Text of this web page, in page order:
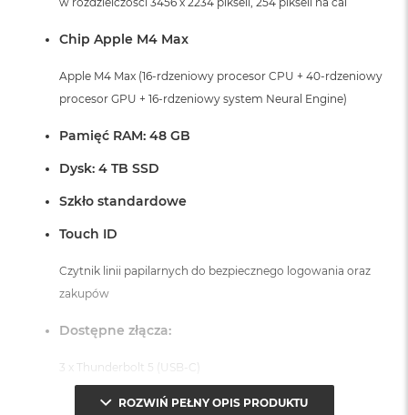
Chip Apple M4 Max
Apple M4 Max (16-rdzeniowy procesor CPU + 40-rdzeniowy
procesor GPU + 16-rdzeniowy system Neural Engine)
Pamięć RAM: 48 GB
Dysk: 4 TB SSD
Szkło standardowe
Touch ID
Czytnik linii papilarnych do bezpiecznego logowania oraz
zakupów
Dostępne złącza:
3 x Thunderbolt 5 (USB-C)
1 x Port HDMI
ROZWIŃ PEŁNY OPIS PRODUKTU